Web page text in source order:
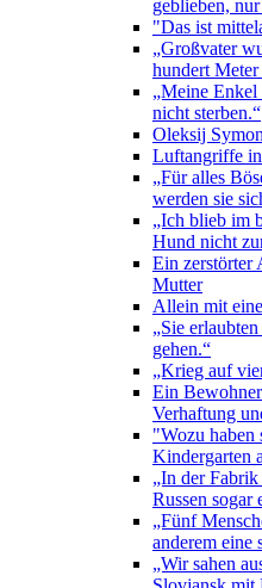
geblieben,
"Das ist
„Großvater
hundert
„Meine Enkel
nicht sterben.“
Oleksij
Luftangriffe
„Für alles
werden sie
„Ich blieb im
Hund nicht
Ein zerstörter
Mutter
Allein mit
„Sie
gehen.“
„Krieg auf
Ein
Verhaftung
"Wozu haben
Kindergarten
„In der
Russen sogar
„Fünf
anderem eine
„Wir sahen